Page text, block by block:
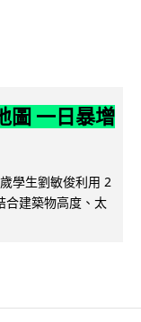
圖 一日暴增
學生劉敏俊利用 2
合建築物高度、太